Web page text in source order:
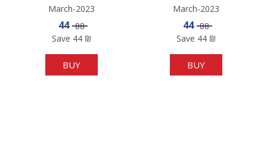
March-2023
Sale price
44 Price
88
Save 44₪
BUY
March-2023
Sale price
44 Price
88
Save 44₪
BUY